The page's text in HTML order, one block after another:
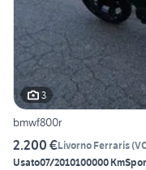
3
bmwf800r
2.200 €Livorno Ferraris(
Usato07/2010100000 Km